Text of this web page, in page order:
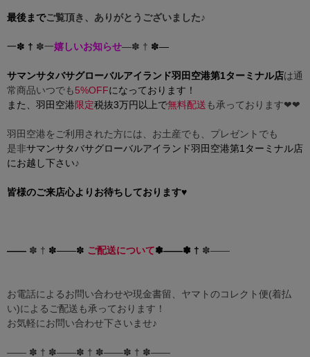
最後までご覧頂き、ありがとうございました♪
一✽ † ✽一嬉しいお知らせ―✽ † ✽―
サマンサタバサグローバルアイランド羽田空港第1ターミナル店は通
常商品いつでも5%OFFになっております！
また、羽田空港限定税抜3万円以上で無料配送も承っております❤︎❤︎
羽田空港をご利用された方には、お土産でも、プレゼントでも
是非サマンサタバサグローバルアイランド羽田空港第1ターミナル店
にお越し下さい♪
皆様のご来店心よりお待ちしております♥
―― ✽ † ✽――✽ ご配送について✽――✽ † ✽――
お電話によるお問い合わせや現金書留、ヤマトのコレクト便(着払
い)によるご配送も承っております！
お気軽にお問い合わせ下さいませ♪︎
―― ✽ † ✽――✽ † ✽――✽ † ✽――